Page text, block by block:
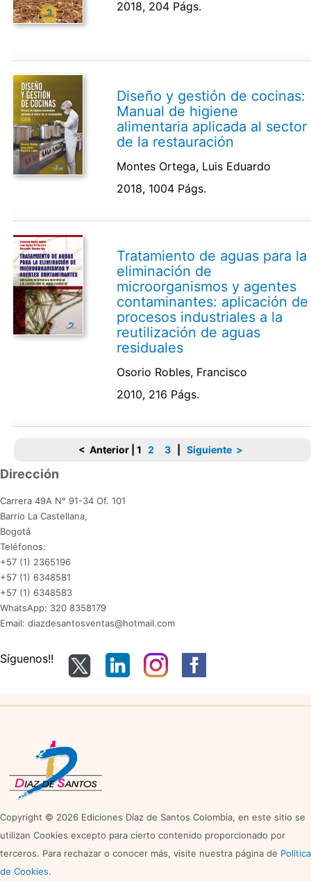
2018, 204 Págs.
Diseño y gestión de cocinas:
Manual de higiene
alimentaria aplicada al sector
de la restauración
Montes Ortega, Luis Eduardo
2018, 1004 Págs.
Tratamiento de aguas para la
eliminación de
microorganismos y agentes
contaminantes: aplicación de
procesos industriales a la
reutilización de aguas
residuales
Osorio Robles, Francisco
2010, 216 Págs.
< Anterior| 1 2 3 Siguiente >
Dirección
Carrera 49A N° 91-34 Of. 101
Barrio La Castellana,
Bogotá
Teléfonos:
+57 (1) 2365196
+57 (1) 6348581
+57 (1) 6348583
WhatsApp: 320 8358179
Email: diazdesantosventas@hotmail.com
Síguenos!!
Copyright © 2026 Ediciones Díaz de Santos Colombia, en este sitio se
utilizan Cookies excepto para cierto contenido proporcionado por
terceros. Para rechazar o conocer más, visite nuestra página de Politica
de Cookies.